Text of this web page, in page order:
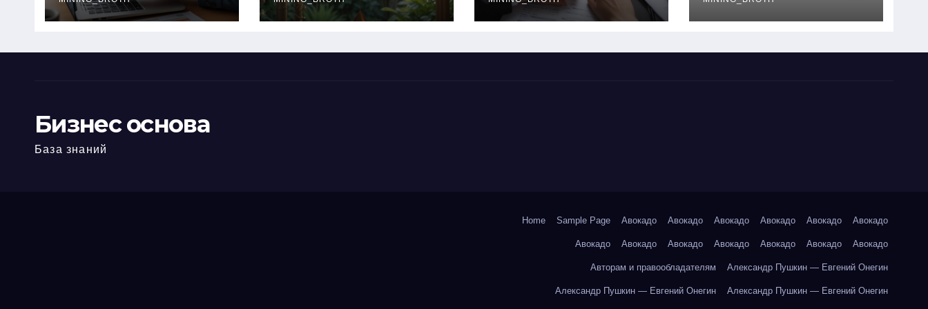
офис: порядок,
требования и
колокольчиков
ставки и
требования к
руководство
Бизнес основа
База знаний
Home Sample Page Авокадо Авокадо Авокадо Авокадо Авокадо Авокадо
Авокадо Авокадо Авокадо Авокадо Авокадо Авокадо Авокадо
Авторам и правообладателям Александр Пушкин — Евгений Онегин
Александр Пушкин — Евгений Онегин Александр Пушкин — Евгений Онегин